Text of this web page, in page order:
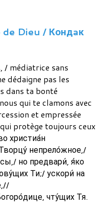
Dieu / Кондaк
/ médiatrice sans
dédaigne pas les
dans ta bonté
qui te clamons avec
et empressée
protège toujours ceux
христиа́н
непрело́жное,/
но предвари́, я́ко
Ти;/ ускори́ на
чту́щих Тя.